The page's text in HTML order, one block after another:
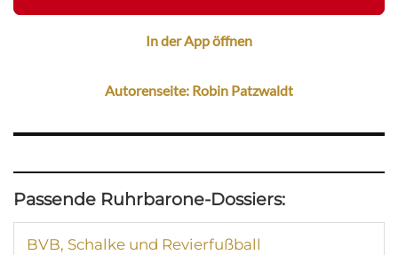
In der App öffnen
Autorenseite: Robin Patzwaldt
Passende Ruhrbarone-Dossiers:
BVB, Schalke und Revierfußball